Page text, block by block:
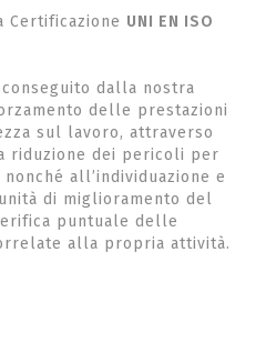
Certificazione UNI EN ISO
dalla nostra
delle prestazioni
sul lavoro, attraverso
riduzione dei pericoli per
all’individuazione e
di miglioramento del
puntuale delle
alla propria attività.